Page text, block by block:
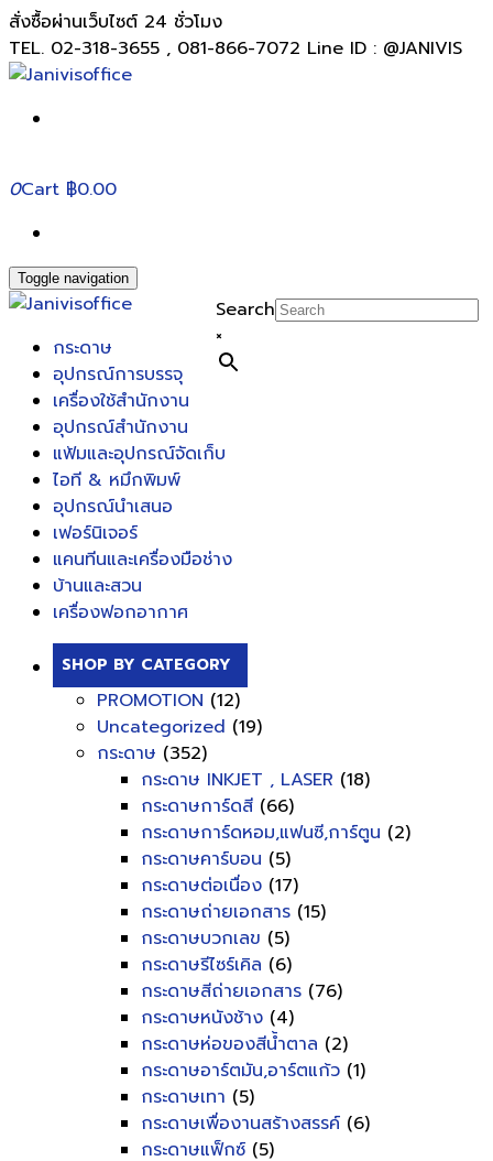
สั่งซื้อผ่านเว็บไซต์ 24 ชั่วโมง
TEL. 02-318-3655 , 081-866-7072 Line ID : @JANIVIS
0Cart ฿0.00
Toggle navigation
Search
×
กระดาษ
อุปกรณ์การบรรจุ
เครื่องใช้สำนักงาน
อุปกรณ์สำนักงาน
แฟ้มและอุปกรณ์จัดเก็บ
ไอที & หมึกพิมพ์
อุปกรณ์นำเสนอ
เฟอร์นิเจอร์
แคนทีนและเครื่องมือช่าง
บ้านและสวน
เครื่องฟอกอากาศ
SHOP BY CATEGORY
PROMOTION (12)
Uncategorized (19)
กระดาษ (352)
กระดาษ INKJET , LASER (18)
กระดาษการ์ดสี (66)
กระดาษการ์ดหอม,แฟนซี,การ์ตูน (2)
กระดาษคาร์บอน (5)
กระดาษต่อเนื่อง (17)
กระดาษถ่ายเอกสาร (15)
กระดาษบวกเลข (5)
กระดาษรีไซร์เคิล (6)
กระดาษสีถ่ายเอกสาร (76)
กระดาษหนังช้าง (4)
กระดาษห่อของสีน้ำตาล (2)
กระดาษอาร์ตมัน,อาร์ตแก้ว (1)
กระดาษเทา (5)
กระดาษเพื่องานสร้างสรรค์ (6)
กระดาษแฟ็กซ์ (5)